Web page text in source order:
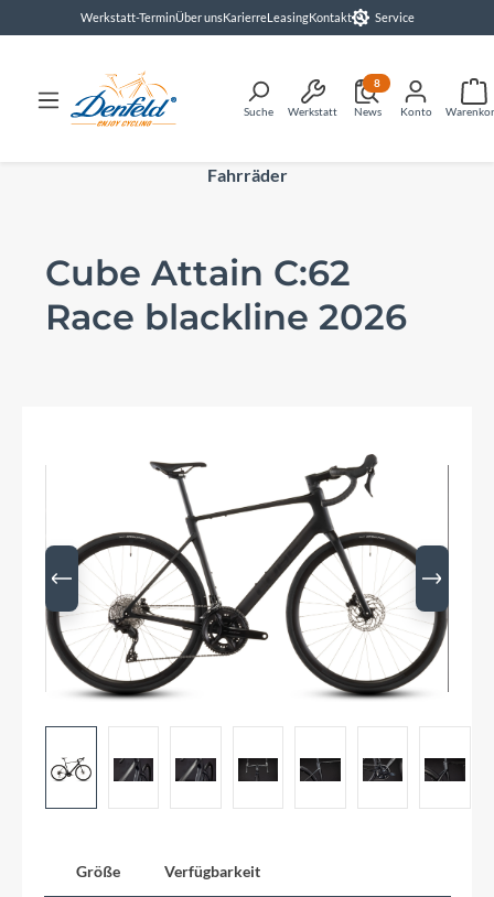
springenWerkstatt-TerminÜber unsKarierreLeasingKontakt Service
Suche Werkstatt News
8
Konto
Fahrräder
Cube Attain C:62
Race blackline 2026
Größe Verfügbarkeit